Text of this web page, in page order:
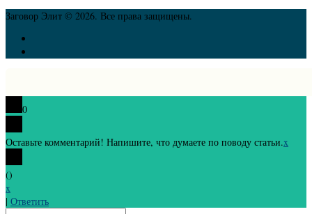
Заговор Элит © 2026. Все права защищены.
0
Оставьте комментарий! Напишите, что думаете по поводу статьи.x
()
x
| Ответить